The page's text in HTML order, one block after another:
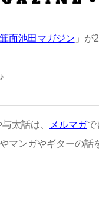
箕面池田マガジン 」が
太話は、 メルマガで
マンガやギターの